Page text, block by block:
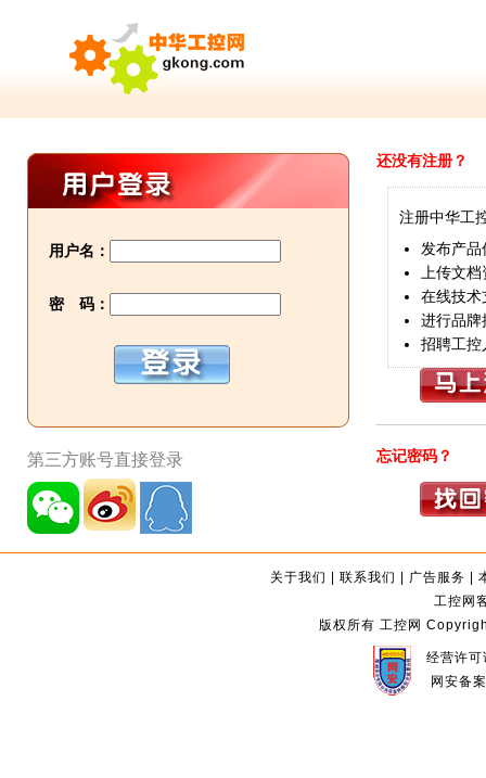
用户名：
密 码：
第三方账号直接登录
还没有注册？
注册中华工
发布产品
上传文档
在线技术
进行品牌
招聘工控
忘记密码？
关于我们 |联系我们 | 广告服务 |
工控网
版权所有 工控网
经营许
网安备